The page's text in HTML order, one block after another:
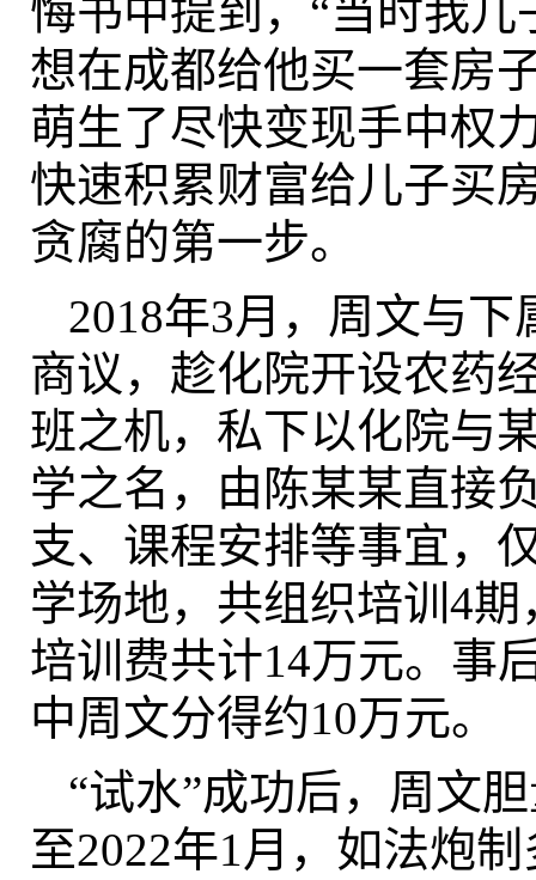
悔书中提到，“当时我
想在成都给他买一套房
萌生了尽快变现手中权
快速积累财富给儿子买
贪腐的第一步。
2018年3月，周文与
商议，趁化院开设农药
班之机，私下以化院与
学之名，由陈某某直接
支、课程安排等事宜，
学场地，共组织培训4
培训费共计14万元。事
中周文分得约10万元。
“试水”成功后，周文
至2022年1月，如法炮